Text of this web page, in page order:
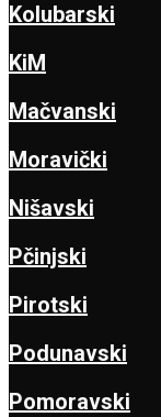
Kolubarski
KiM
Mačvanski
Moravički
Nišavski
Pčinjski
Pirotski
Podunavski
Pomoravski